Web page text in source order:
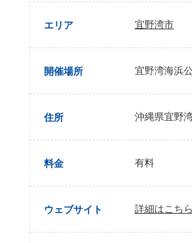
エリア 宜野湾市
開催場所 宜野湾海浜
住所 沖縄県宜野
料金 有料
ウェブサイト 詳細はこちら